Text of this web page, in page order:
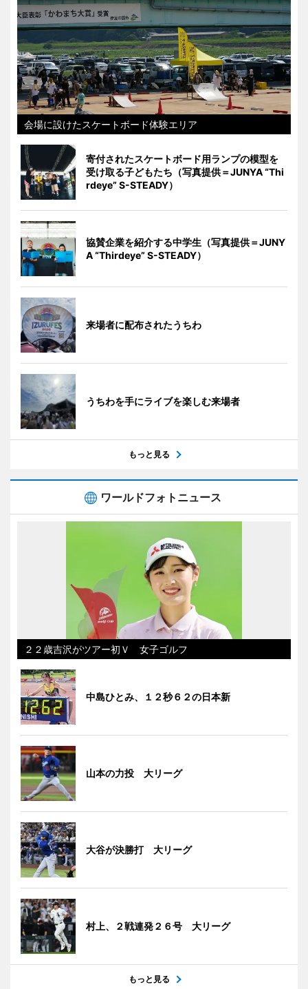
会場に設けたスケートボード体験エリア
寄付されたスケートボード用ランプの模型を
受け取る子どもたち（写真提供＝JUNYA “Thi
rdeye” S-STEADY）
協賛企業を紹介する中学生（写真提供＝JUNY
A “Thirdeye” S-STEADY）
来場者に配布されたうちわ
うちわを手にライブを楽しむ来場者
もっと見る
ワールドフォトニュース
２２歳吉沢がツアー初Ｖ 女子ゴルフ
中島ひとみ、１２秒６２の日本新
山本の力投 大リーグ
大谷が決勝打 大リーグ
村上、２戦連発２６号 大リーグ
もっと見る